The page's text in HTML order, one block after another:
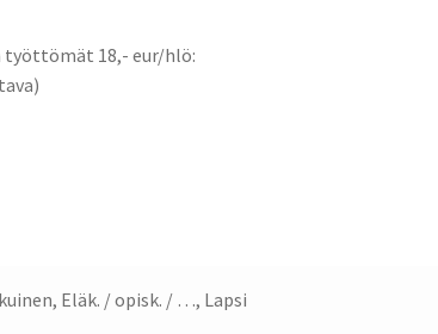
työttömät 18,- eur/hlö:
Eläk. / opisk. / …, Lapsi